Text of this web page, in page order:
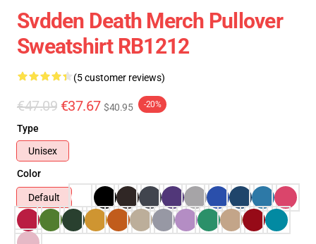
Svdden Death Merch Pullover
Sweatshirt RB1212
(5 customer reviews)
€47.09 €37.67 $40.95 -20%
Type
Unisex
Color
Default